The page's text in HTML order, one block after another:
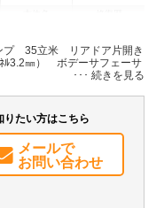
無
35立米 リアドア片開き
ﾈﾙ3.2㎜） ボデーサフェーサ
りたい方はこちら
メールで
お問い合わせ